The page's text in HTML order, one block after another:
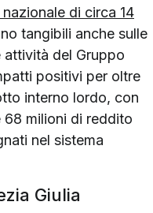
di circa 14
tangibili anche sulle
del Gruppo
positivi per oltre
interno lordo, con
milioni di reddito
nel sistema
Giulia